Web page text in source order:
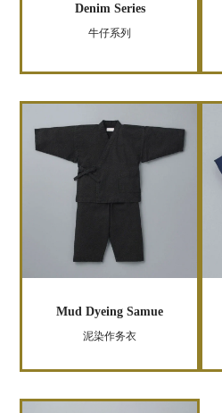
Denim Series
牛仔系列
Mud Dyeing Samue
泥染作务衣